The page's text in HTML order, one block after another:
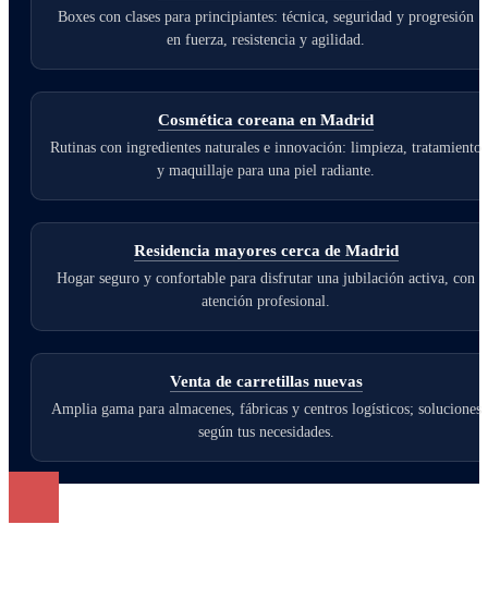
Boxes con clases para principiantes: técnica, seguridad y progresión
en fuerza, resistencia y agilidad.
Cosmética coreana en Madrid
Rutinas con ingredientes naturales e innovación: limpieza, tratamiento
y maquillaje para una piel radiante.
Residencia mayores cerca de Madrid
Hogar seguro y confortable para disfrutar una jubilación activa, con
atención profesional.
Venta de carretillas nuevas
Amplia gama para almacenes, fábricas y centros logísticos; soluciones
según tus necesidades.